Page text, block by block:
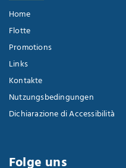
Home
Flotte
Promotions
Links
Kontakte
Nutzungsbedingungen
Dichiarazione di Accessibilità
Folge uns